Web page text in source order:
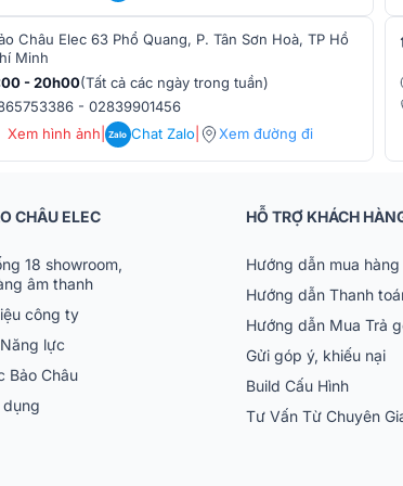
ba dải âm (trầm - trung - cao),
cả nghe nhạc lẫn hát karaoke.
Châu Elec 63 Phổ Quang, P. Tân Sơn Hoà, TP Hồ
Minh
- 20h00(Tất cả các ngày trong tuần)
-02839901456
Xem hình ảnh
Zalo Chat Zalo| Xem đường đi
CHÂU ELEC
18 showroom,
âm thanh
công ty
lực
Bảo Châu
dụng
HỖ TRỢ KHÁCH
Hướng dẫn mua hàng
Hướng dẫn Thanh
Hướng dẫn Mua Trả
Gửi góp ý, khiếu nại
Build Cấu Hình
Tư Vấn Từ Chuyên